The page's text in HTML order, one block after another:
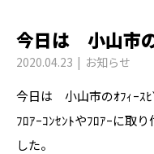
今日は 小山市
2020.04.23 お知らせ
今日は 小山市のｵﾌｨｰｽﾋ
ﾌﾛｱｰｺﾝｾﾝﾄやﾌﾛｱｰに取
した。